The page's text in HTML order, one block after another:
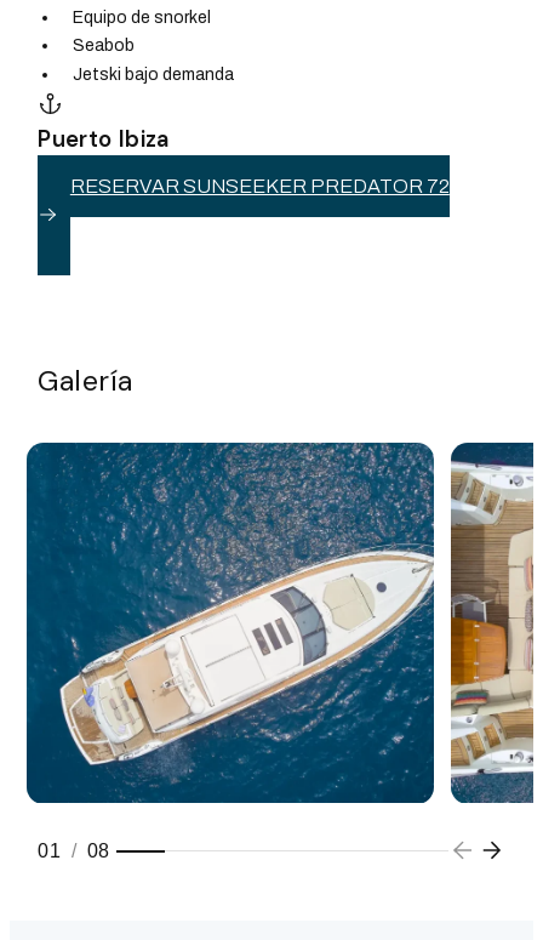
Equipo de snorkel
Seabob
Jetski bajo demanda
Puerto Ibiza
RESERVAR SUNSEEKER PREDATOR 72
Galería
01 / 08